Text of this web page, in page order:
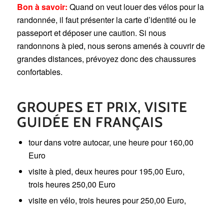
Bon à savoir: Quand on veut louer des vélos pour la
randonnée, il faut présenter la carte d’identité ou le
passeport et déposer une caution. Si nous
randonnons à pied, nous serons amenés à couvrir de
grandes distances, prévoyez donc des chaussures
confortables.
GROUPES ET PRIX, VISITE
GUIDÉE EN FRANÇAIS
tour dans votre autocar, une heure pour 160,00
Euro
visite à pied, deux heures pour 195,00 Euro,
trois heures 250,00 Euro
visite en vélo, trois heures pour 250,00 Euro,